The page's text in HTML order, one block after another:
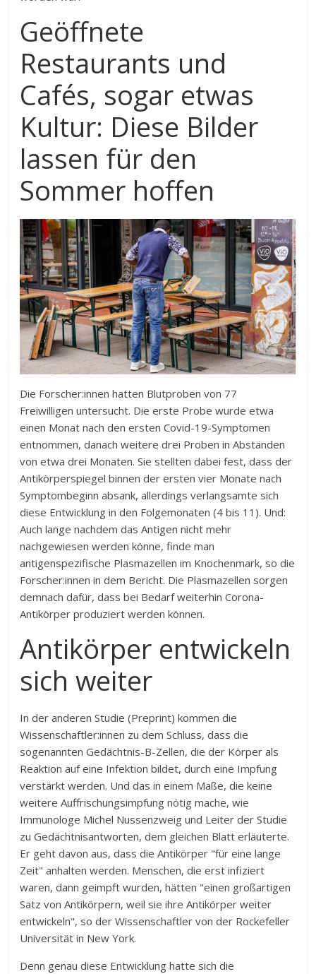
Geöffnete
Restaurants und
Cafés, sogar etwas
Kultur: Diese Bilder
lassen für den
Sommer hoffen
Die Forscher:innen hatten Blutproben von 77
Freiwilligen untersucht. Die erste Probe wurde etwa
einen Monat nach den ersten Covid-19-Symptomen
entnommen, danach weitere drei Proben in Abständen
von etwa drei Monaten. Sie stellten dabei fest, dass der
Antikörperspiegel binnen der ersten vier Monate nach
Symptombeginn absank, allerdings verlangsamte sich
diese Entwicklung in den Folgemonaten (4 bis 11). Und:
Auch lange nachdem das Antigen nicht mehr
nachgewiesen werden könne, finde man
antigenspezifische Plasmazellen im Knochenmark, so die
Forscher:innen in dem Bericht. Die Plasmazellen sorgen
demnach dafür, dass bei Bedarf weiterhin Corona-
Antikörper produziert werden können.
Antikörper entwickeln
sich weiter
In der anderen Studie (Preprint) kommen die
Wissenschaftler:innen zu dem Schluss, dass die
sogenannten Gedächtnis-B-Zellen, die der Körper als
Reaktion auf eine Infektion bildet, durch eine Impfung
verstärkt werden. Und das in einem Maße, die keine
weitere Auffrischungsimpfung nötig mache, wie
Immunologe Michel Nussenzweig und Leiter der Studie
zu Gedächtnisantworten, dem gleichen Blatt erläuterte.
Er geht davon aus, dass die Antikörper "für eine lange
Zeit" anhalten werden. Menschen, die erst infiziert
waren, dann geimpft wurden, hätten "einen großartigen
Satz von Antikörpern, weil sie ihre Antikörper weiter
entwickeln", so der Wissenschaftler von der Rockefeller
Universität in New York.
Denn genau diese Entwicklung hatte sich die